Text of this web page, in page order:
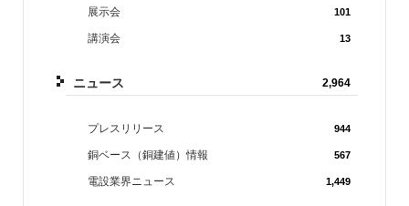
展示会 101
講演会 13
ニュース 2,964
プレスリリース 944
銅ベース（銅建値）情報 567
電設業界ニュース 1,449